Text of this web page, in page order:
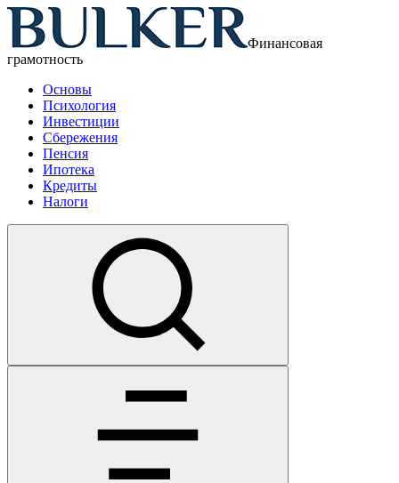
Финансовая
грамотность
Основы
Психология
Инвестиции
Сбережения
Пенсия
Ипотека
Кредиты
Налоги